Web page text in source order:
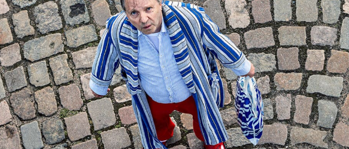
TR
RU
FI
KO
JA
UK
BG